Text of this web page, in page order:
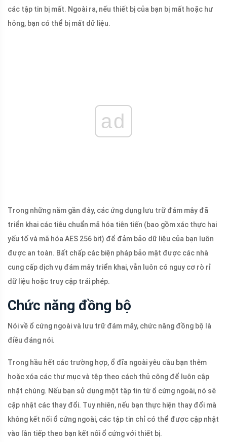
các tập tin bị mất. Ngoài ra, nếu thiết bị của bạn bị mất hoặc hư
hỏng, bạn có thể bị mất dữ liệu.
ad
Trong những năm gần đây, các ứng dụng lưu trữ đám mây đã
triển khai các tiêu chuẩn mã hóa tiên tiến (bao gồm xác thực hai
yếu tố và mã hóa AES 256 bit) để đảm bảo dữ liệu của bạn luôn
được an toàn. Bất chấp các biện pháp bảo mật được các nhà
cung cấp dịch vụ đám mây triển khai, vẫn luôn có nguy cơ rò rỉ
dữ liệu hoặc truy cập trái phép.
Chức năng đồng bộ
Nói về ổ cứng ngoài và lưu trữ đám mây, chức năng đồng bộ là
điều đáng nói.
Trong hầu hết các trường hợp, ổ đĩa ngoài yêu cầu bạn thêm
hoặc xóa các thư mục và tệp theo cách thủ công để luôn cập
nhật chúng. Nếu bạn sử dụng một tập tin từ ổ cứng ngoài, nó sẽ
cập nhật các thay đổi. Tuy nhiên, nếu bạn thực hiện thay đổi mà
không kết nối ổ cứng ngoài, các tập tin chỉ có thể được cập nhật
vào lần tiếp theo bạn kết nối ổ cứng với thiết bị.